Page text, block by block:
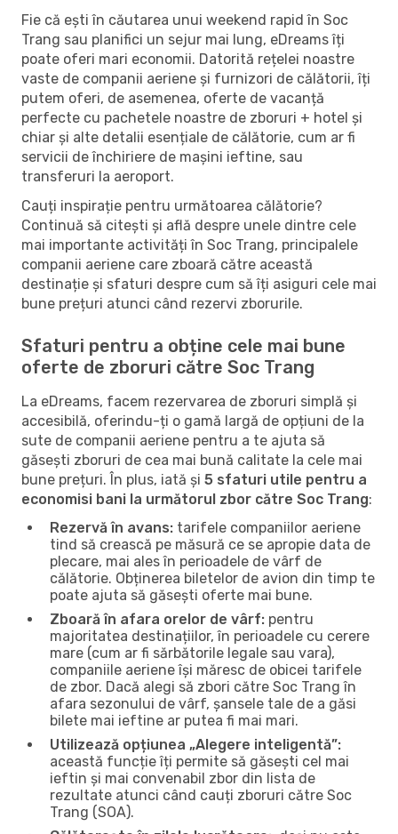
Fie că ești în căutarea unui weekend rapid în Soc
Trang sau planifici un sejur mai lung, eDreams îți
poate oferi mari economii. Datorită rețelei noastre
vaste de companii aeriene și furnizori de călătorii, îți
putem oferi, de asemenea, oferte de vacanță
perfecte cu pachetele noastre de zboruri + hotel și
chiar și alte detalii esențiale de călătorie, cum ar fi
servicii de închiriere de mașini ieftine, sau
transferuri la aeroport.
Cauți inspirație pentru următoarea călătorie?
Continuă să citești și află despre unele dintre cele
mai importante activități în Soc Trang, principalele
companii aeriene care zboară către această
destinație și sfaturi despre cum să îți asiguri cele mai
bune prețuri atunci când rezervi zborurile.
Sfaturi pentru a obține cele mai bune
oferte de zboruri către Soc Trang
La eDreams, facem rezervarea de zboruri simplă și
accesibilă, oferindu-ți o gamă largă de opțiuni de la
sute de companii aeriene pentru a te ajuta să
găsești zboruri de cea mai bună calitate la cele mai
bune prețuri. În plus, iată și 5 sfaturi utile pentru a
economisi bani la următorul zbor către Soc Trang:
Rezervă în avans: tarifele companiilor aeriene
tind să crească pe măsură ce se apropie data de
plecare, mai ales în perioadele de vârf de
călătorie. Obținerea biletelor de avion din timp te
poate ajuta să găsești oferte mai bune.
Zboară în afara orelor de vârf: pentru
majoritatea destinațiilor, în perioadele cu cerere
mare (cum ar fi sărbătorile legale sau vara),
companiile aeriene își măresc de obicei tarifele
de zbor. Dacă alegi să zbori către Soc Trang în
afara sezonului de vârf, șansele tale de a găsi
bilete mai ieftine ar putea fi mai mari.
Utilizează opțiunea „Alegere inteligentă”:
această funcție îți permite să găsești cel mai
ieftin și mai convenabil zbor din lista de
rezultate atunci când cauți zboruri către Soc
Trang (SOA).